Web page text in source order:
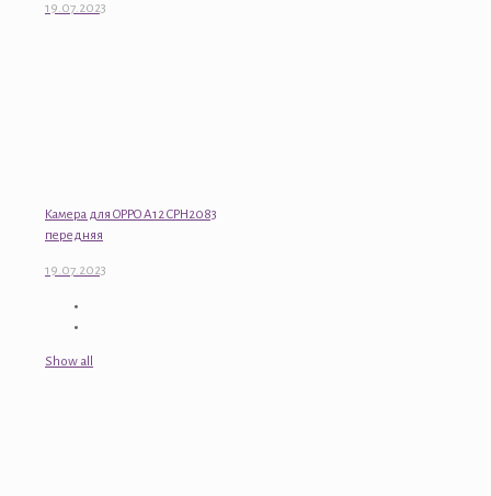
19.07.2023
Камера для OPPO A12 CPH2083
передняя
19.07.2023
Show all